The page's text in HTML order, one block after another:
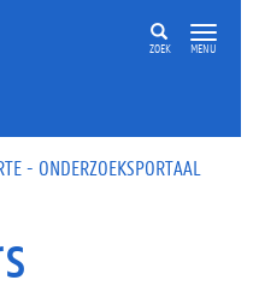
ZOEK MENU
- ONDERZOEKSPORTAAL